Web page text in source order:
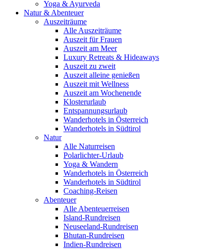
Yoga & Ayurveda
Natur & Abenteuer
Auszeiträume
Alle Auszeiträume
Auszeit für Frauen
Auszeit am Meer
Luxury Retreats & Hideaways
Auszeit zu zweit
Auszeit alleine genießen
Auszeit mit Wellness
Auszeit am Wochenende
Klosterurlaub
Entspannungsurlaub
Wanderhotels in Österreich
Wanderhotels in Südtirol
Natur
Alle Naturreisen
Polarlichter-Urlaub
Yoga & Wandern
Wanderhotels in Österreich
Wanderhotels in Südtirol
Coaching-Reisen
Abenteuer
Alle Abenteuerreisen
Island-Rundreisen
Neuseeland-Rundreisen
Bhutan-Rundreisen
Indien-Rundreisen